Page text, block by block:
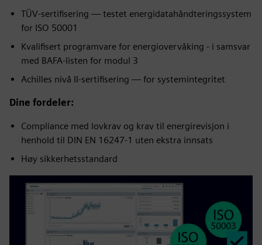
TÜV-sertifisering — testet energidatahåndteringssystem
for ISO 50001
Kvalifisert programvare for energiovervåking - i samsvar
med BAFA-listen for modul 3
Achilles nivå II-sertifisering — for systemintegritet
Dine fordeler:
Compliance med lovkrav og krav til energirevisjon i
henhold til DIN EN 16247-1 uten ekstra innsats
Høy sikkerhetsstandard